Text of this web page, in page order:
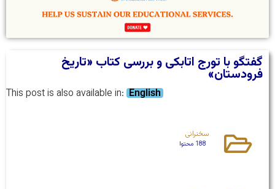
گفتگو با تورج اتابکی و بررسی کتاب «تاریخ
فرودستان»
This post is also available in: English
سخنرانی
188 محتوا